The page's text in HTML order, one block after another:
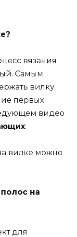
вязания
Самым
вилку.
первых
видео
:
вилке можно
на
для